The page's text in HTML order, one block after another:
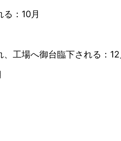
：10月
工場へ御台臨下される：